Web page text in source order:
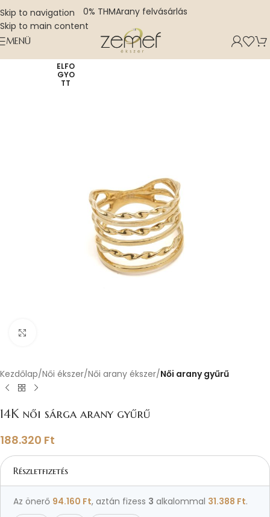
Skip to navigation
Skip to main content
0% THMArany felvásárlás
MENÜ
ELFO
GYO
TT
Kezdőlap Női ékszer Női arany ékszer Női arany gyűrű
14K női sárga arany gyűrű
188.320 Ft
Részletfizetés
Az önerő 94.160 Ft, aztán fizess 3 alkalommal 31.388 Ft.